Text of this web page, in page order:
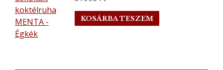
KOSÁRBA TESZEM